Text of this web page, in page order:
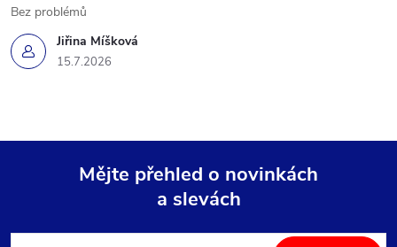
Jiřina Míšková
15.7.2026
Bez problémů
Mějte přehled o novinkách
a slevách